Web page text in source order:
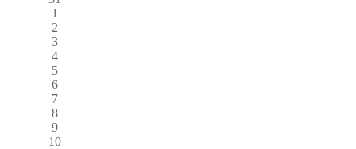
1
2
3
4
5
6
7
8
9
10